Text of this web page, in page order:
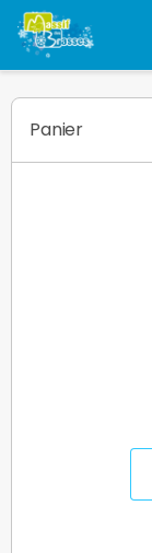
Panier
Panier